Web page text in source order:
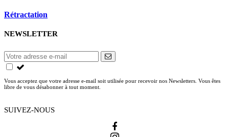
Rétractation
NEWSLETTER
Vous acceptez que votre adresse e-mail soit utilisée pour recevoir nos Newsletters. Vous êtes
libre de vous désabonner à tout moment.
SUIVEZ-NOUS